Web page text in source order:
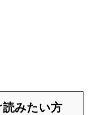
みたい方